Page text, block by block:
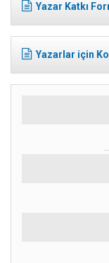
Yazar Katkı
Yazarlar için